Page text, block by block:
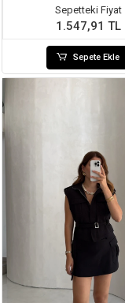
Sepetteki Fiyat
1.547,91 TL
Sepete Ekle